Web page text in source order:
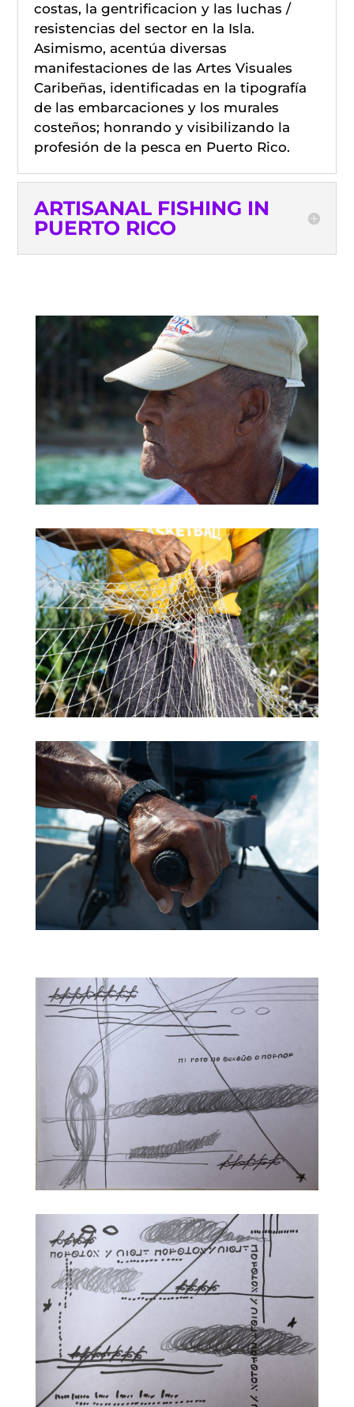
costas, la gentrificacion y las luchas /
resistencias del sector en la Isla.
Asimismo, acentúa diversas
manifestaciones de las Artes Visuales
Caribeñas, identificadas en la tipografía
de las embarcaciones y los murales
costeños; honrando y visibilizando la
profesión de la pesca en Puerto Rico.
ARTISANAL FISHING IN
PUERTO RICO